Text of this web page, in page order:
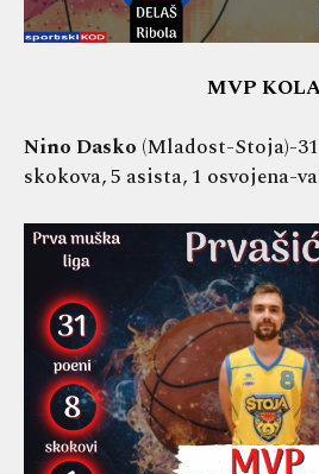
MVP
Nino Dasko (Mladost-Stoja)-31
skokova, 5 asista, 1 osvojena-